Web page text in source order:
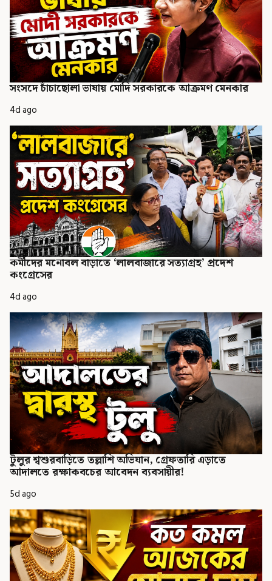
সংসদে চাঁচাছোলা ভাষায় মোদি সরকারকে আক্রমণ মেনকার
4d ago
কর্মীদের মনোবল বাড়াতে ‘লালবাজারে সত্যাগ্রহ’ প্রদেশ
কংগ্রেসের
4d ago
টুলুর শ্বশুরবাড়িতে তল্লাশি অভিযান, গ্রেফতারি এড়াতে
আদালতে রক্ষাকবচের আবেদন ব্যবসায়ীর!
5d ago